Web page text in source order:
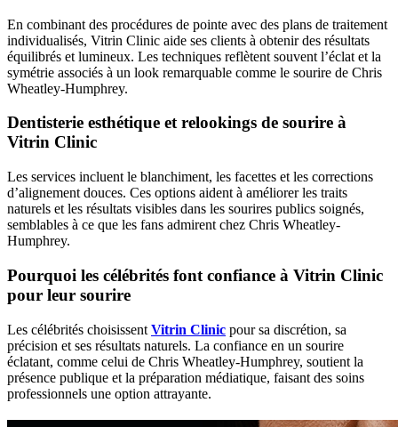
En combinant des procédures de pointe avec des plans de traitement
individualisés, Vitrin Clinic aide ses clients à obtenir des résultats
équilibrés et lumineux. Les techniques reflètent souvent l’éclat et la
symétrie associés à un look remarquable comme le sourire de Chris
Wheatley-Humphrey.
Dentisterie esthétique et relookings de sourire à
Vitrin Clinic
Les services incluent le blanchiment, les facettes et les corrections
d’alignement douces. Ces options aident à améliorer les traits
naturels et les résultats visibles dans les sourires publics soignés,
semblables à ce que les fans admirent chez Chris Wheatley-
Humphrey.
Pourquoi les célébrités font confiance à Vitrin Clinic
pour leur sourire
Les célébrités choisissent Vitrin Clinic pour sa discrétion, sa
précision et ses résultats naturels. La confiance en un sourire
éclatant, comme celui de Chris Wheatley-Humphrey, soutient la
présence publique et la préparation médiatique, faisant des soins
professionnels une option attrayante.